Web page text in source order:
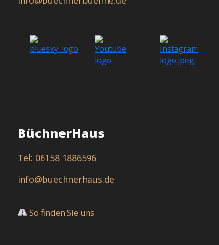
BüchnerHaus
Tel: 06158 1886596
info@buechnerhaus.de
So finden Sie uns